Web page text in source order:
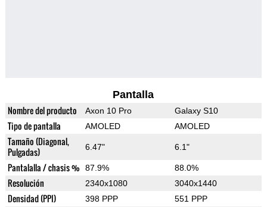
Pantalla
Nombre del producto Axon 10 Pro Galaxy S10
Tipo de pantalla AMOLED AMOLED
Tamaño (Diagonal,
Pulgadas)
6.47" 6.1"
Pantalalla / chasis % 87.9% 88.0%
Resolución 2340x1080 3040x1440
Densidad (PPI) 398 PPP 551 PPP